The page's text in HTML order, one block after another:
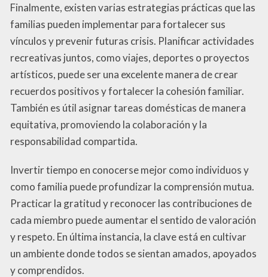
Finalmente, existen varias estrategias prácticas que las
familias pueden implementar para fortalecer sus
vínculos y prevenir futuras crisis. Planificar actividades
recreativas juntos, como viajes, deportes o proyectos
artísticos, puede ser una excelente manera de crear
recuerdos positivos y fortalecer la cohesión familiar.
También es útil asignar tareas domésticas de manera
equitativa, promoviendo la colaboración y la
responsabilidad compartida.
Invertir tiempo en conocerse mejor como individuos y
como familia puede profundizar la comprensión mutua.
Practicar la gratitud y reconocer las contribuciones de
cada miembro puede aumentar el sentido de valoración
y respeto. En última instancia, la clave está en cultivar
un ambiente donde todos se sientan amados, apoyados
y comprendidos.